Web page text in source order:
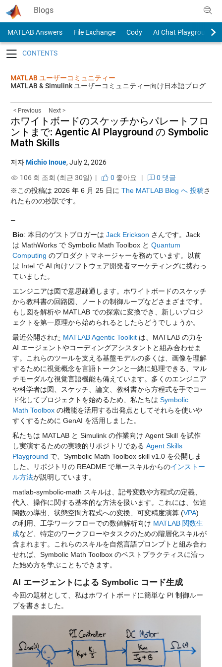
Skip to content
Blogs
MATLAB Answers File Exchange Cody
AI Chat Playground
MATLAB ユーザーコミュニティー
MATLAB & Simulink ユーザーコミュニティー向け日本語ブログ
< Previous Next >
ホワイトボードのスケッチからパレートフロ
ントまで: Agentic AI Playground の Symbolic
Math Skills
저자Michio Inoue, July 2, 2026
106 회 조회 (최근 30일) |
0 좋아요 |
0 댓글
※この投稿は 2026 年 6 月 25 日に The MATLAB Blog へ 投稿さ
れたものの抄訳です。
—
Bio: 本日のゲストブロガーは Jack Erickson さんです。Jack
は MathWorks で Symbolic Math Toolbox と Quantum
Computing のプロダクトマネージャーを務めています。以前
は Intel で AI 向けソフトウェア開発者マーケティングに携わっ
ていました。
エンジニアは図で意思疎通します。ホワイトボードのスケッチ
から教科書の回路図、ノートの制御ループなどさまざまです。
もし図を解析や MATLAB での探索に変換でき、新しいプロジ
ェクトを第一原理から始められるとしたらどうでしょうか。
最近公開された MATLAB Agentic Toolkit は、MATLAB の力を
AI エージェントやコーディングアシスタントと組み合わせま
す。これらのツールを支える基盤モデルの多くは、画像を理解
するために視覚概念を言語トークンと一緒に処理できる、マル
チモーダルな視覚言語機能も備えています。多くのエンジニア
や科学者は図、スケッチ、論文、教科書から方程式を手でコー
ド化してプロジェクトを始めるため、私たちは Symbolic
Math Toolbox の機能を活用する出発点としてそれらを使いや
すくするために GenAI を活用しました。
私たちは MATLAB と Simulink の作業向け Agent Skill を試作
し実演するための実験的リポジトリである Agent Skills
Playground で、Symbolic Math Toolbox skill v1.0 を公開しま
した。リポジトリの README で単一スキルからのインストー
ル方法が説明しています。
matlab-symbolic-math スキルは、記号変数や方程式の定義、
代入、操作に関する基本的な方法を扱います。これには、伝達
関数の導出、状態空間方程式への変換、可変精度演算 (VPA)
の利用、工学ワークフローでの数値解析向け MATLAB 関数生
成など、特定のワークフローやタスクのための階層化スキルが
含まれます。これらのスキルを自然言語プロンプトと組み合わ
せれば、Symbolic Math Toolbox のベストプラクティスに沿っ
た始め方を学ぶこともできます。
AI エージェントによる Symbolic コード生成
今回の題材として、私はホワイトボードに簡単な PI 制御ルー
プを書きました。